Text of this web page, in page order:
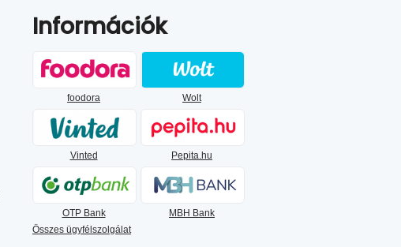
Információk
foodora Wolt
Vinted Pepita.hu
OTP Bank
MBH Bank
Összes ügyfélszolgálat